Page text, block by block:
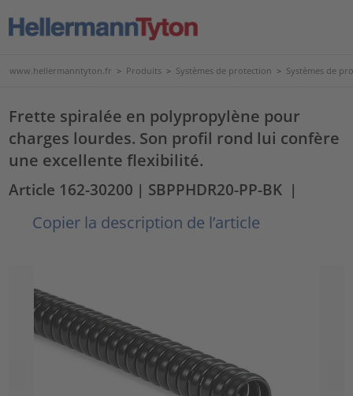
www.hellermanntyton.fr > Produits > Systèmes de protection > Systèmes de
Frette spiralée en polypropylène pour
charges lourdes. Son profil rond lui confère
une excellente flexibilité.
Article 162-30200 | SBPPHDR20-PP-BK |
Copier la description de l’article